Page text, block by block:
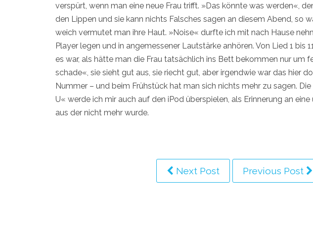
verspürt, wenn man eine neue Frau trifft. »Das könnte was werden«,
den Lippen und sie kann nichts Falsches sagen an diesem Abend, so
weich vermutet man ihre Haut. »Noise« durfte ich mit nach Hause
Player legen und in angemessener Lautstärke anhören. Von Lied 1 bis
es war, als hätte man die Frau tatsächlich ins Bett bekommen nur um
schade«, sie sieht gut aus, sie riecht gut, aber irgendwie war das hier
Nummer – und beim Frühstück hat man sich nichts mehr zu sagen.
U« werde ich mir auch auf den iPod überspielen, als Erinnerung an
aus der nicht mehr wurde.
Next Post Previous Post